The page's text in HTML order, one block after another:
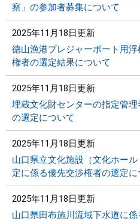
察」の参加者募集について
2025年11月18日更新
徳山漁港プレジャーボート用
権者の選定結果について
2025年11月18日更新
埋蔵文化財センターの指定管
の選定について
2025年11月18日更新
山口県立文化施設（文化ホー
定に係る優先交渉権者の選定に
2025年11月18日更新
山口県田布施川流域下水道に